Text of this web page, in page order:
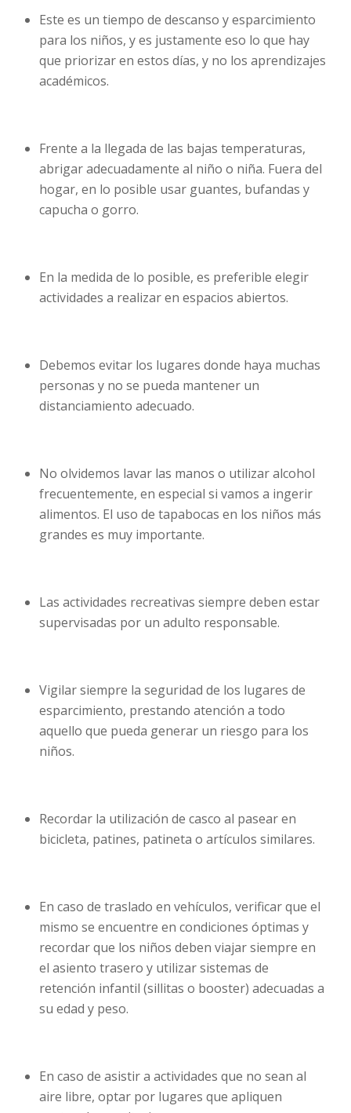
Este es un tiempo de descanso y esparcimiento
para los niños, y es justamente eso lo que hay
que priorizar en estos días, y no los aprendizajes
académicos.
Frente a la llegada de las bajas temperaturas,
abrigar adecuadamente al niño o niña. Fuera del
hogar, en lo posible usar guantes, bufandas y
capucha o gorro.
En la medida de lo posible, es preferible elegir
actividades a realizar en espacios abiertos.
Debemos evitar los lugares donde haya muchas
personas y no se pueda mantener un
distanciamiento adecuado.
No olvidemos lavar las manos o utilizar alcohol
frecuentemente, en especial si vamos a ingerir
alimentos. El uso de tapabocas en los niños más
grandes es muy importante.
Las actividades recreativas siempre deben estar
supervisadas por un adulto responsable.
Vigilar siempre la seguridad de los lugares de
esparcimiento, prestando atención a todo
aquello que pueda generar un riesgo para los
niños.
Recordar la utilización de casco al pasear en
bicicleta, patines, patineta o artículos similares.
En caso de traslado en vehículos, verificar que el
mismo se encuentre en condiciones óptimas y
recordar que los niños deben viajar siempre en
el asiento trasero y utilizar sistemas de
retención infantil (sillitas o booster) adecuadas a
su edad y peso.
En caso de asistir a actividades que no sean al
aire libre, optar por lugares que apliquen